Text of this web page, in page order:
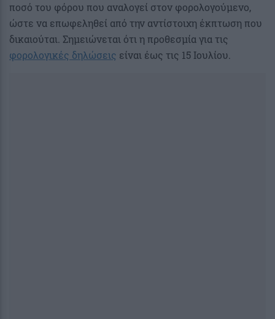
ποσό του φόρου που αναλογεί στον φορολογούμενο,
ώστε να επωφεληθεί από την αντίστοιχη έκπτωση που
δικαιούται. Σημειώνεται ότι η προθεσμία για τις
φορολογικές δηλώσεις είναι έως τις 15 Ιουλίου.